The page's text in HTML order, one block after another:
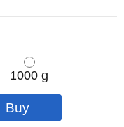
1000 g
pcs
pcs
pcs